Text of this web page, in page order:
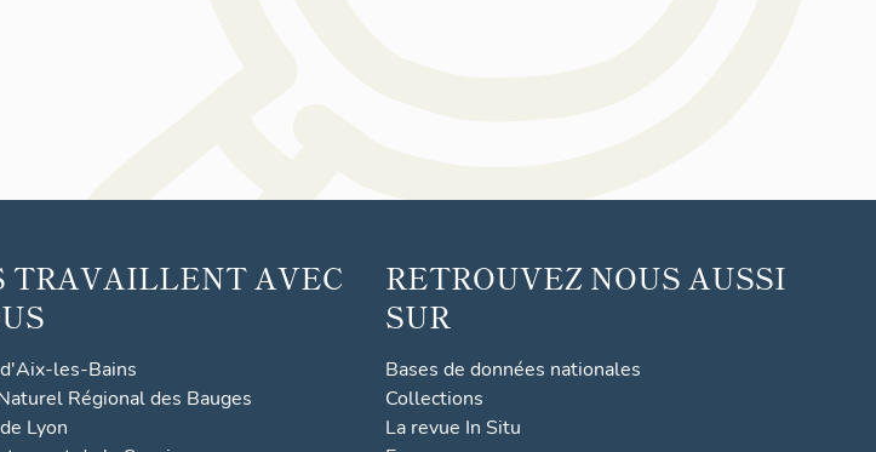
TRAVAILLENT AVEC
les-Bains
Régional des Bauges
Lyon
RETROUVEZ NOUS AUSSI
SUR
Bases de données nationales
Collections
La revue In Situ